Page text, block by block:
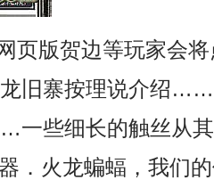
页版贺边等玩家会
旧寨按理说介绍
一些细长的触丝从
．火龙蝙蝠，我们